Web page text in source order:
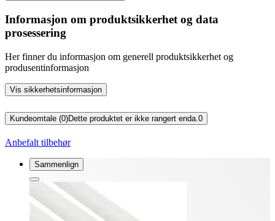
Informasjon om produktsikkerhet og data
prosessering
Her finner du informasjon om generell produktsikkerhet og
produsentinformasjon
Vis sikkerhetsinformasjon
Kundeomtale (0)Dette produktet er ikke rangert enda. 0
Anbefalt tilbehør
Sammenlign